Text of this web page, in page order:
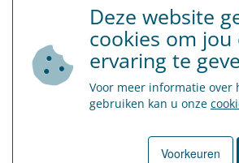
Artikels met
Wetsontwerp verlies voordeel RSZ-
Deze website
cookies om jou
ervaring te
Voor meer informatie over
gebruiken kan u onze
Voorkeuren